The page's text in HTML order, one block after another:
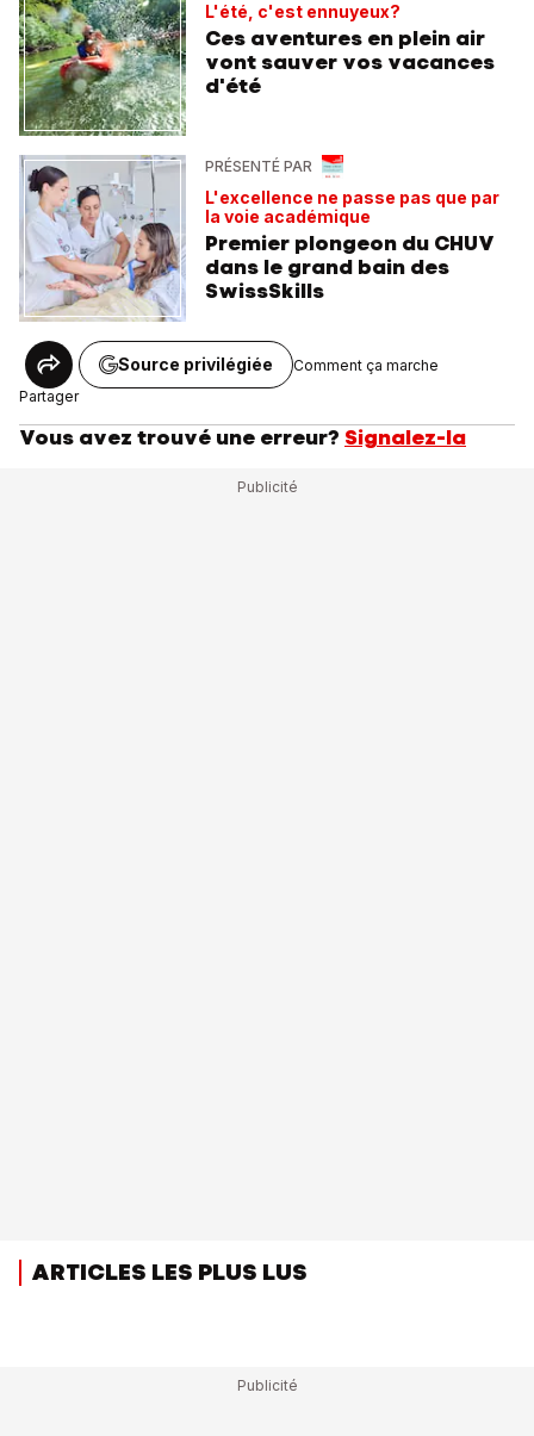
L'été, c'est ennuyeux?
Ces aventures en plein air
vont sauver vos vacances
d'été
PRÉSENTÉ PAR
L'excellence ne passe pas que par
la voie académique
Premier plongeon du CHUV
dans le grand bain des
SwissSkills
Partager
Source privilégiée Comment ça marche
Vous avez trouvé une erreur? Signalez-la
ARTICLES LES PLUS LUS